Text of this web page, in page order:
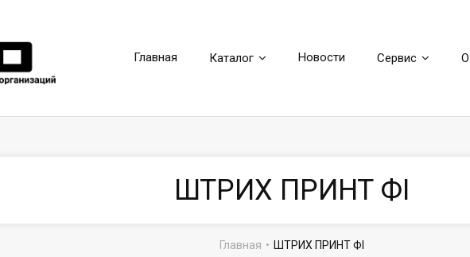
Главная Каталог Новости Сервис
ШТРИХ ПРИНТ ФI
Главная • ШТРИХ ПРИНТ ФI